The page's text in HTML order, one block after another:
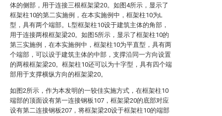
体的侧部，用于连接三根框架梁20。如图4所示，显示了
框架柱10的第二实施例，在本实施例中，框架柱10为L
型，具有两个端部。L型框架柱10设于建筑主体的角部，
用于连接两根框架梁20。如图5所示，显示了框架柱10的
第三实施例，在本实施例中，框架柱10为平直型，具有两
个端部，可以设于建筑主体的中部，支撑沿同一方向设置
的两根框架梁20。框架柱10还可以为十字型，具有四个端
部用于支撑横纵方向的框架梁20。
如图2所示，作为本发明的一较佳实施方式，在框架柱10
端部的顶面设有第一连接钢板107，框架梁20的底部对应
设有第二连接钢板207，将框架梁20设于框架柱10的端部